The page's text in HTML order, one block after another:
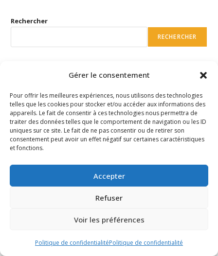
Gérer le consentement
Pour offrir les meilleures expériences, nous utilisons des technologies
telles que les cookies pour stocker et/ou accéder aux informations des
appareils. Le fait de consentir à ces technologies nous permettra de
traiter des données telles que le comportement de navigation ou les ID
uniques sur ce site. Le fait de ne pas consentir ou de retirer son
consentement peut avoir un effet négatif sur certaines caractéristiques
et fonctions.
Accepter
Refuser
Voir les préférences
Politique de confidentialitéPolitique de confidentialité
Rechercher
RECHERCHER
Hong Kong 2019
Katmandou 2019
Guangzhou 2018
Hong Kong Open 2018
Mongolie 2018